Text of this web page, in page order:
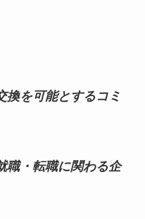
を可能とするコミ
・転職に関わる企